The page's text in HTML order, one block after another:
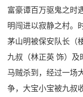
富豪谭百万驱鬼之时
明闯进以寂静之村。
茅山明被保安队长（
九叔（林正英 饰）
马贼杀到，经过一场
争，大宝小宝被九叔